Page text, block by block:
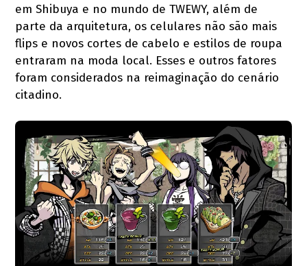
em Shibuya e no mundo de TWEWY, além de
parte da arquitetura, os celulares não são mais
flips e novos cortes de cabelo e estilos de roupa
entraram na moda local. Esses e outros fatores
foram considerados na reimaginação do cenário
citadino.